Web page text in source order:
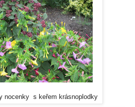
nocenky s keřem krásnoplodky